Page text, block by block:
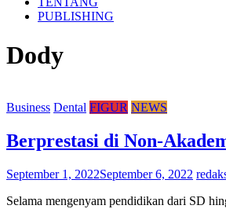
PUBLISHING
Dody
Business Dental FIGUR NEWS
Berprestasi di Non-
September 1, 2022September 6, 2022
Selama mengenyam pendidikan dari SD